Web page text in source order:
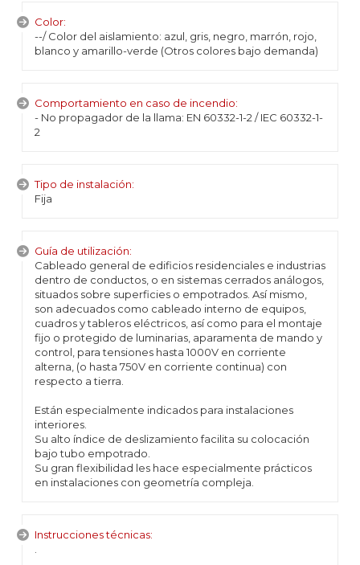
Color:
--/ Color del aislamiento: azul, gris, negro, marrón, rojo,
blanco y amarillo-verde (Otros colores bajo demanda)
Comportamiento en caso de incendio:
- No propagador de la llama: EN 60332-1-2 / IEC 60332-1-
2
Tipo de instalación:
Fija
Guía de utilización:
Cableado general de edificios residenciales e industrias
dentro de conductos, o en sistemas cerrados análogos,
situados sobre superficies o empotrados. Así mismo,
son adecuados como cableado interno de equipos,
cuadros y tableros eléctricos, así como para el montaje
fijo o protegido de luminarias, aparamenta de mando y
control, para tensiones hasta 1000V en corriente
alterna, (o hasta 750V en corriente continua) con
respecto a tierra.
Están especialmente indicados para instalaciones
interiores.
Su alto índice de deslizamiento facilita su colocación
bajo tubo empotrado.
Su gran flexibilidad les hace especialmente prácticos
en instalaciones con geometría compleja.
Instrucciones técnicas: